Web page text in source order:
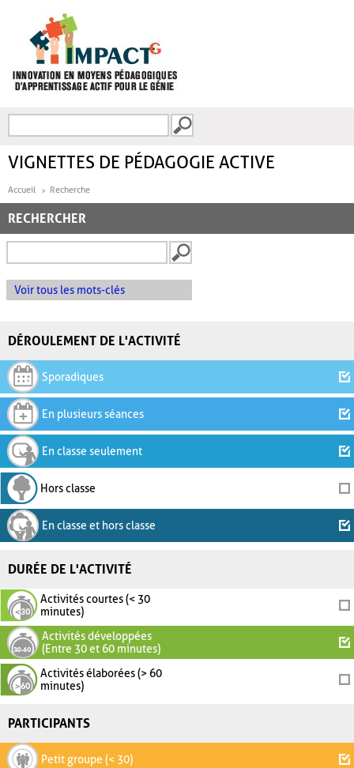
FORMULAIRE DE
VIGNETTES DE PÉDAGOGIE ACTIVE
Accueil Recherche
RECHERCHER
Voir tous les mots-clés
DÉROULEMENT DE L'ACTIVITÉ
Sporadiques
En plusieurs séances
En classe seulement
Hors classe
En classe et hors classe
DURÉE DE L'ACTIVITÉ
Activités courtes (< 30
minutes)
Activités développées
(Entre 30 et 60 minutes)
Activités élaborées (> 60
minutes)
PARTICIPANTS
Petit groupe (< 30)